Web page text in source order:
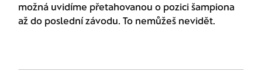
možná uvidíme přetahovanou o pozici šampiona
až do poslední závodu. To nemůžeš nevidět.